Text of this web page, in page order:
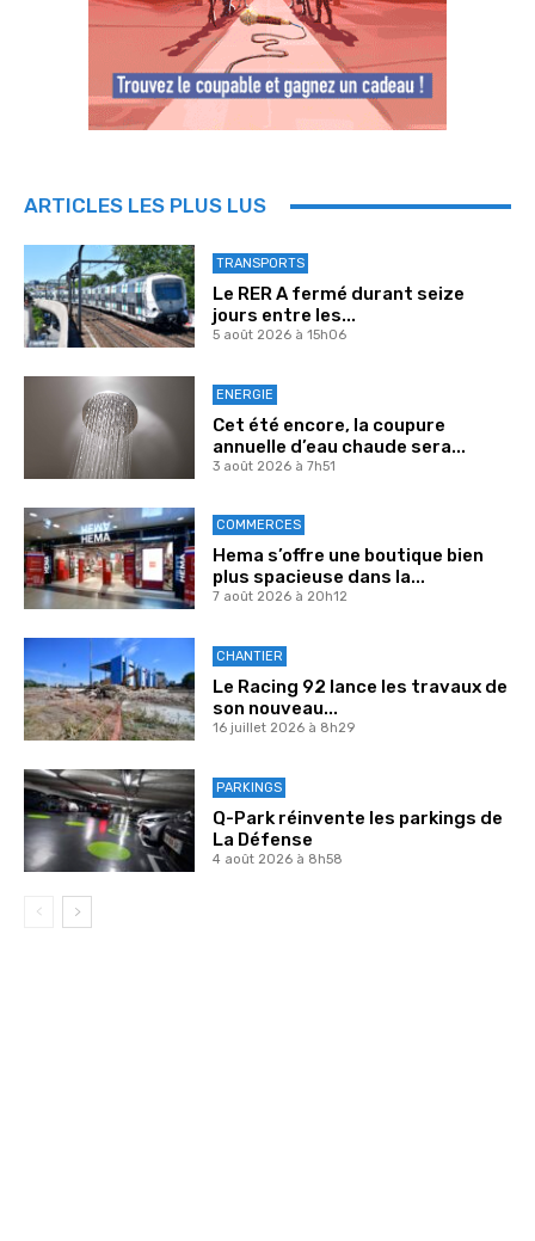
ARTICLES LES PLUS LUS
TRANSPORTS
Le RER A fermé durant seize
jours entre les...
5 août 2026 à 15h06
ENERGIE
Cet été encore, la coupure
annuelle d’eau chaude sera...
3 août 2026 à 7h51
COMMERCES
Hema s’offre une boutique bien
plus spacieuse dans la...
7 août 2026 à 20h12
CHANTIER
Le Racing 92 lance les travaux de
son nouveau...
16 juillet 2026 à 8h29
PARKINGS
Q-Park réinvente les parkings de
La Défense
4 août 2026 à 8h58